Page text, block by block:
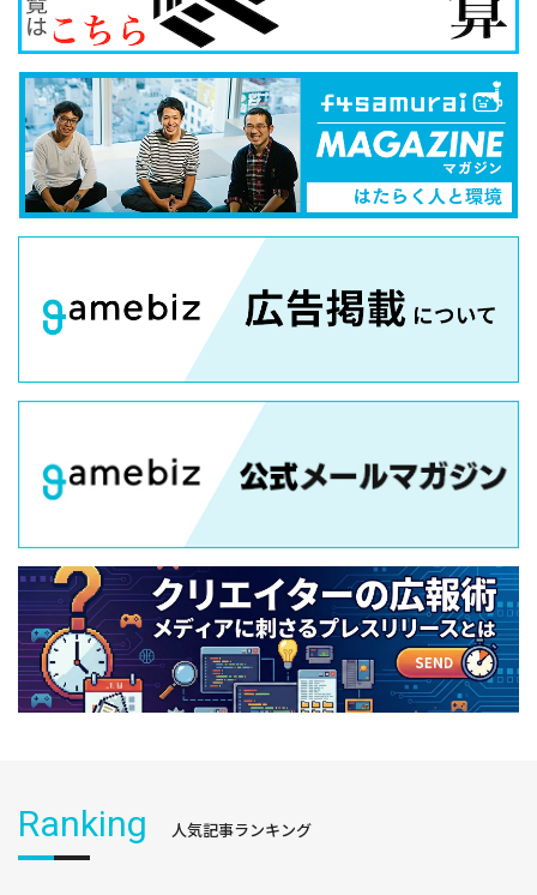
Ranking 人気記事ランキング